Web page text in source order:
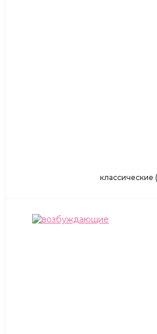
классические